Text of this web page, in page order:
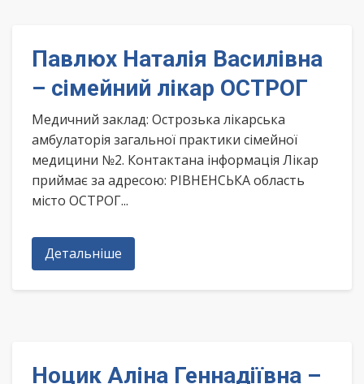
Павлюх Наталія Василівна
– сімейний лікар ОСТРОГ
Медичний заклад: Острозька лікарська
амбулаторія загальної практики сімейної
медицини №2. Контактана інформація Лікар
приймає за адресою: РІВНЕНСЬКА область
місто ОСТРОГ...
Детальніше
Ноцик Аліна Геннадіївна –